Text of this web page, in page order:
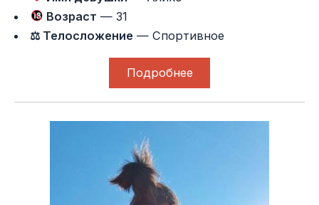
Возраст — 31
⚖ Телосложение — Спортивное
Подробнее